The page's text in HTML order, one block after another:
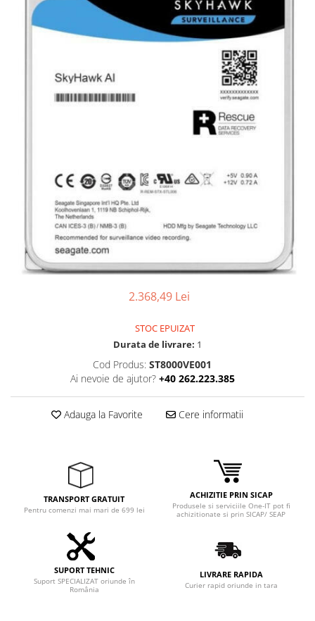
Smartphone IPhone
Boxe
Mouse
2.368,49 Lei
STOC EPUIZAT
Durata de livrare: 1
Cod Produs: ST8000VE001
Ai nevoie de ajutor? +40 262.223.385
Adauga la Favorite Cere informatii
TRANSPORT GRATUIT
Pentru comenzi mai mari de 699 lei
ACHIZITIE PRIN SICAP
Produsele si serviciile One-IT pot fi
achizitionate si prin SICAP/ SEAP
SUPORT TEHNIC
Suport SPECIALIZAT oriunde în
România
LIVRARE RAPIDA
Curier rapid oriunde in tara